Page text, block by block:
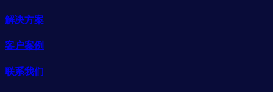
解决方案
客户案例
联系我们